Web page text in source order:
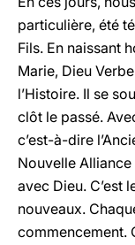
particulière, été
Fils. En naissant
Marie, Dieu
l’Histoire. Il se
clôt le passé.
c’est-à-dire
Nouvelle
avec Dieu. C’est
nouveaux.
commencement.